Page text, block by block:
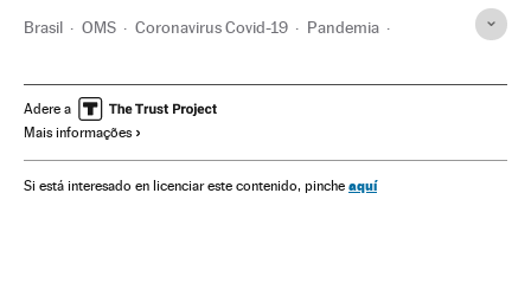
Brasil OMS Coronavirus Covid-19 Pandemia
Ministério Saúde Juan Arias
Democracia
Adere a
Mais informações
Si está interesado en licenciar este contenido, pinche aquí